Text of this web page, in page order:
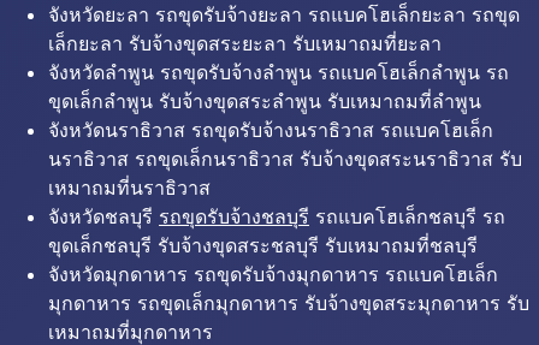
จังหวัดยะลา รถขุดรับจ้างยะลา รถแบคโฮเล็กยะลา รถขุด
เล็กยะลา รับจ้างขุดสระยะลา รับเหมาถมที่ยะลา
จังหวัดลำพูน รถขุดรับจ้างลำพูน รถแบคโฮเล็กลำพูน รถ
ขุดเล็กลำพูน รับจ้างขุดสระลำพูน รับเหมาถมที่ลำพูน
จังหวัดนราธิวาส รถขุดรับจ้างนราธิวาส รถแบคโฮเล็ก
นราธิวาส รถขุดเล็กนราธิวาส รับจ้างขุดสระนราธิวาส รับ
เหมาถมที่นราธิวาส
จังหวัดชลบุรี รถขุดรับจ้างชลบุรี รถแบคโฮเล็กชลบุรี รถ
ขุดเล็กชลบุรี รับจ้างขุดสระชลบุรี รับเหมาถมที่ชลบุรี
จังหวัดมุกดาหาร รถขุดรับจ้างมุกดาหาร รถแบคโฮเล็ก
มุกดาหาร รถขุดเล็กมุกดาหาร รับจ้างขุดสระมุกดาหาร รับ
เหมาถมที่มุกดาหาร